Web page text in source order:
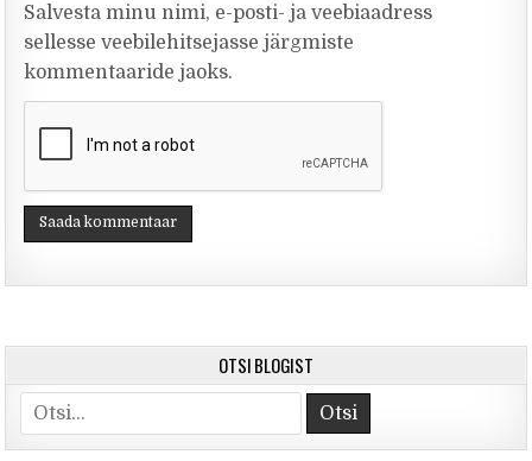
Salvesta minu nimi, e-posti- ja veebiaadress
sellesse veebilehitsejasse järgmiste
kommentaaride jaoks.
OTSI BLOGIST
Otsi